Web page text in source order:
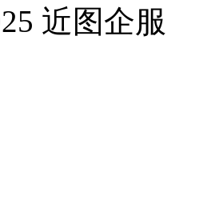
近图企服